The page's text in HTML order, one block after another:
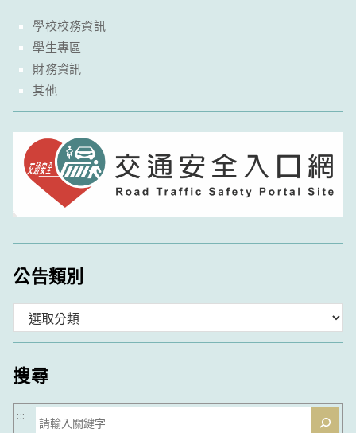
學校校務資訊
學生專區
財務資訊
其他
公告類別
類
搜尋
搜
:::